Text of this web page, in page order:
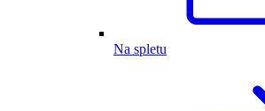
Na spletu